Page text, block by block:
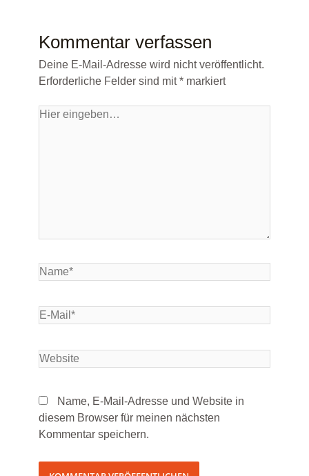
Kommentar verfassen
Deine E-Mail-Adresse wird nicht veröffentlicht.
Erforderliche Felder sind mit*markiert
Name, E-Mail-Adresse und Website in
diesem Browser für meinen nächsten
Kommentar speichern.